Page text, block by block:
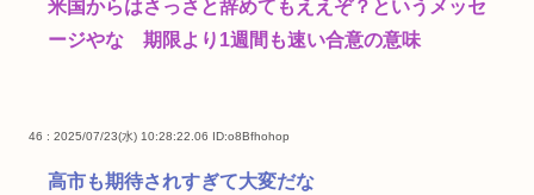
米国からはさっさと辞めてもええぞ？というメッセ
ージやな 期限より1週間も速い合意の意味
46 : 2025/07/23(水) 10:28:22.06 ID:o8Bfhohop
高市も期待されすぎて大変だな